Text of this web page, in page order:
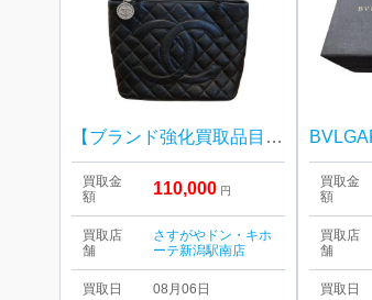
【ブランド強化買取品目の一つ】 CHANEL トートバッグ 復刻トート キャビアスキン
買取金
額
110,000 円
買取店
舗
さすがやドン・キホ
ーテ新潟駅南店
買取日 08月06日
買取金
額
買取店
舗
買取日